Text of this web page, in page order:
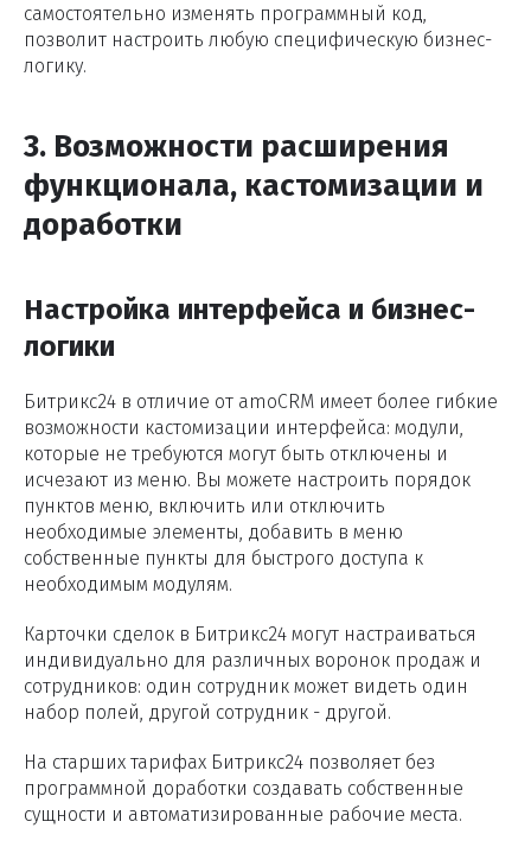
самостоятельно изменять программный код,
позволит настроить любую специфическую бизнес-
логику.
3. Возможности расширения
функционала, кастомизации и
доработки
Настройка интерфейса и бизнес-
логики
Битрикс24 в отличие от amoCRM имеет более гибкие
возможности кастомизации интерфейса: модули,
которые не требуются могут быть отключены и
исчезают из меню. Вы можете настроить порядок
пунктов меню, включить или отключить
необходимые элементы, добавить в меню
собственные пункты для быстрого доступа к
необходимым модулям.
Карточки сделок в Битрикс24 могут настраиваться
индивидуально для различных воронок продаж и
сотрудников: один сотрудник может видеть один
набор полей, другой сотрудник - другой.
На старших тарифах Битрикс24 позволяет без
программной доработки создавать собственные
сущности и автоматизированные рабочие места.